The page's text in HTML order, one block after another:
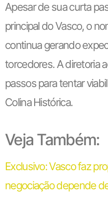
Apesar de sua curta
principal do Vasco, o
continua gerando
torcedores. A diretoria
passos para tentar
Colina Histórica.
Veja Também:
Exclusivo: Vasco faz
negociação depende